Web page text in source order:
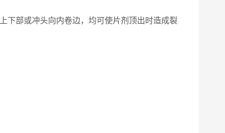
部或冲头向内卷边，均可使片剂顶出时造成裂